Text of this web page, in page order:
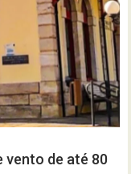
vento de até 80